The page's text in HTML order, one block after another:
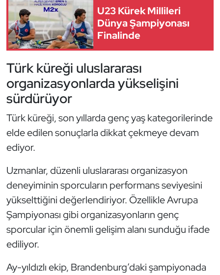
U23 Kürek Millileri
Dünya Şampiyonası
Finalinde
Türk küreği uluslararası
organizasyonlarda yükselişini
sürdürüyor
Türk küreği, son yıllarda genç yaş kategorilerinde
elde edilen sonuçlarla dikkat çekmeye devam
ediyor.
Uzmanlar, düzenli uluslararası organizasyon
deneyiminin sporcuların performans seviyesini
yükselttiğini değerlendiriyor. Özellikle Avrupa
Şampiyonası gibi organizasyonların genç
sporcular için önemli gelişim alanı sunduğu ifade
ediliyor.
Ay-yıldızlı ekip, Brandenburg’daki şampiyonada
Okçuluk
Optimist
Oryantiring
Özel Sporcular
Paralimpik
Ragbi
Satranç
Su Topu
Sualtı Sporları
Tekvando
Tenis